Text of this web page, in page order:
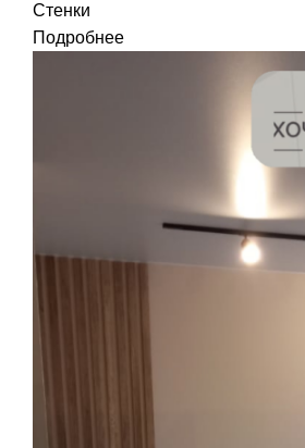
Стенки
Подробнее